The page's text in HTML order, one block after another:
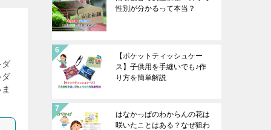
ダ
ダ
性別が分かるって本当？
【ポケットティッシュケー
ス】子供用を手縫いでも♪作
り方を簡単解説
はなかっぱのわからんの花は
咲いたことはある？なぜ狙わ